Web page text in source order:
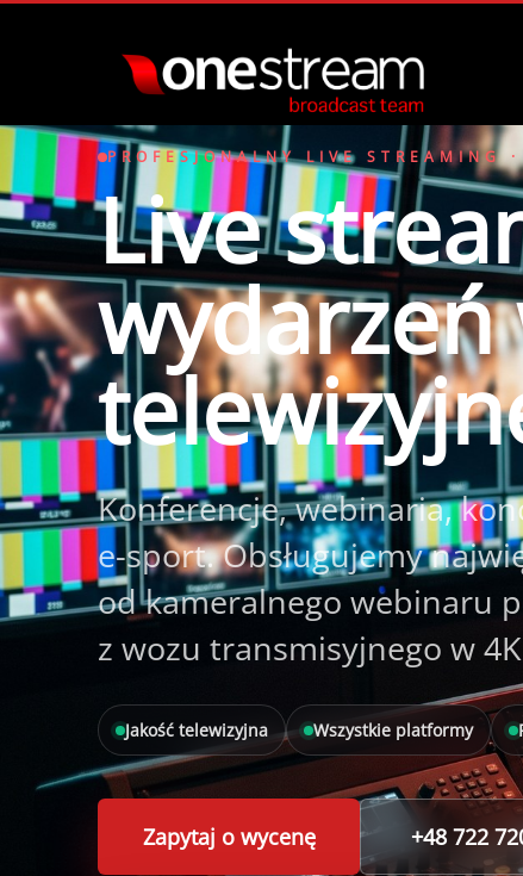
PROFESJONALNY LIVE STREAMING
Live
wydarzeń
Konferencje, webinaria,
e-sport. Obsługujemy
od kameralnego webinaru
z wozu transmisyjnego w
Jakość telewizyjna Wszystkie platformy
Zapytaj o wycenę +48 722